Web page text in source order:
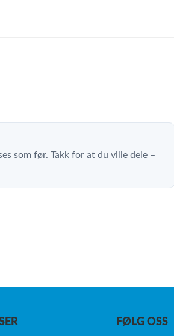
som før. Takk for at du ville dele –
FØLG OSS